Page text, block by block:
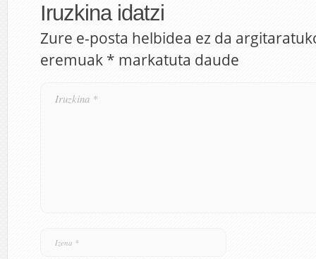
Iruzkina idatzi
Zure e-posta helbidea ez da
eremuak * markatuta daude